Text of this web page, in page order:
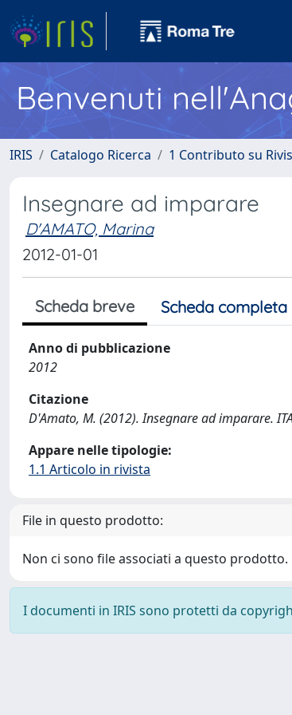
Benvenuti
IRIS Catalogo Ricerca 1 Contributo su
Insegnare ad imparare
D'AMATO, Marina
2012-01-01
Scheda breve Scheda completa
Anno di pubblicazione
2012
Citazione
D'Amato, M. (2012). Insegnare ad imparare.
Appare nelle tipologie:
1.1 Articolo in rivista
File in questo prodotto:
Non ci sono file associati a questo prodotto.
I documenti in IRIS sono protetti da